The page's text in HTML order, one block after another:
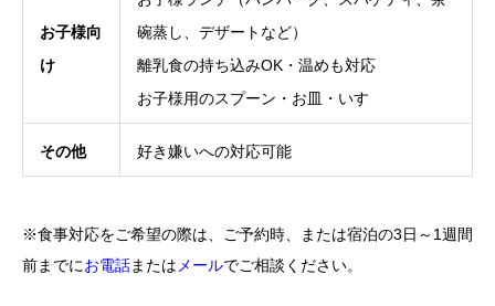
お子様向
け
碗蒸し、デザートなど）
離乳食の持ち込みOK・温めも対応
お子様用のスプーン・お皿・いす
その他 好き嫌いへの対応可能
※食事対応をご希望の際は、ご予約時、または宿泊の3日～1週間
前までにお電話または メールでご相談ください。